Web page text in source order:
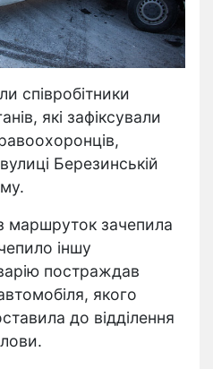
співробітники
які зафіксували
Березинській
маршруток зачепила
іншу
постраждав
якого
до відділення